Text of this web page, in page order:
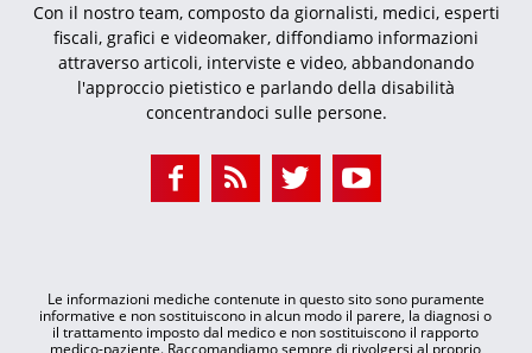
Con il nostro team, composto da giornalisti, medici, esperti
fiscali, grafici e videomaker, diffondiamo informazioni
attraverso articoli, interviste e video, abbandonando
l'approccio pietistico e parlando della disabilità
concentrandoci sulle persone.
Le informazioni mediche contenute in questo sito sono puramente
informative e non sostituiscono in alcun modo il parere, la diagnosi o
il trattamento imposto dal medico e non sostituiscono il rapporto